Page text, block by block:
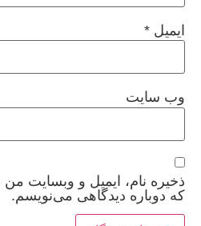
ایمیل *
وب‌ سایت
ذخیره نام، ایمیل و وبسایت
که دوباره دیدگاهی می‌نویسم.